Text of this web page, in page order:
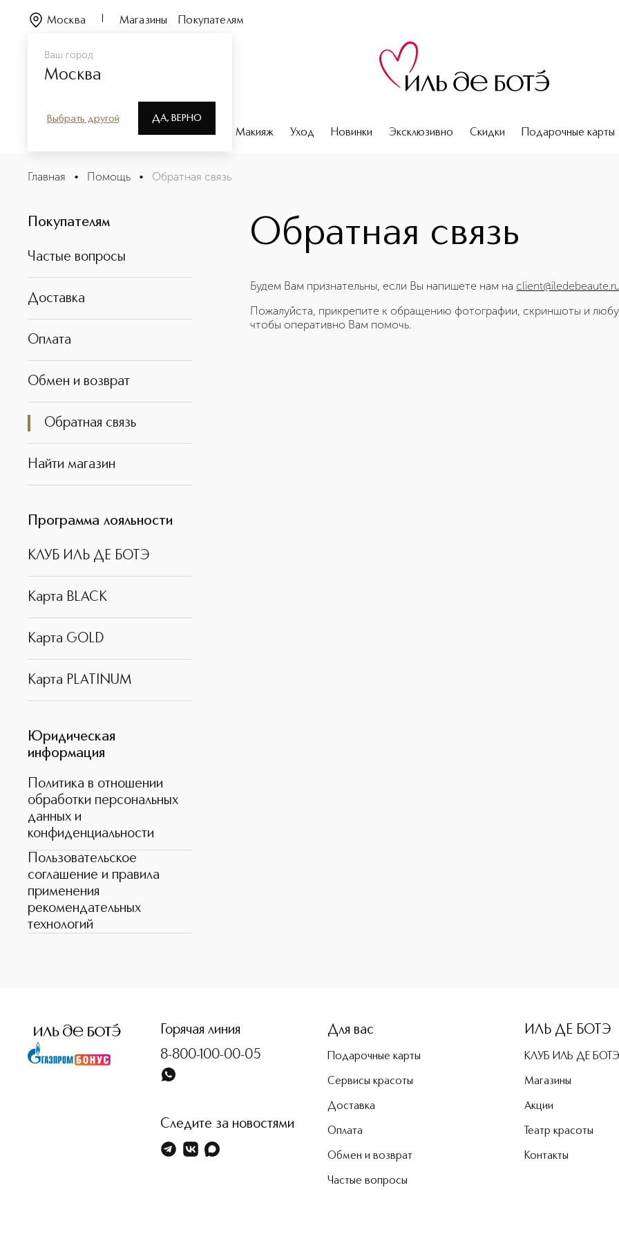
Ваш город
Москва
Выбрать другой ДА, ВЕРНО
Москва Магазины Покупателям
Парфюмерия Макияж Уход Новинки Эксклюзивно Скидки Подарочные карты
Обратная связь
Главная • Помощь • Обратная связь
Покупателям
Частые вопросы
Доставка
Оплата
Обмен и возврат
Обратная связь
Найти магазин
Программа лояльности
КЛУБ ИЛЬ ДЕ БОТЭ
Карта BLACK
Карта GOLD
Карта PLATINUM
Юридическая
информация
Политика в отношении
обработки персональных
данных и
конфиденциальности
Пользовательское
соглашение и правила
применения
рекомендательных
технологий
Обратная связь
Будем Вам признательны, если Вы напишете нам на client@iledebeaute.ru
Пожалуйста, прикрепите к обращению фотографии, скриншоты и
чтобы оперативно Вам помочь.
Горячая линия
8-800-100-00-05
Следите за новостями
Для вас
Подарочные карты
Сервисы красоты
Доставка
Оплата
Обмен и возврат
Частые вопросы
ИЛЬ ДЕ БОТЭ
КЛУБ ИЛЬ ДЕ БОТЭ
Магазины
Акции
Театр красоты
Контакты